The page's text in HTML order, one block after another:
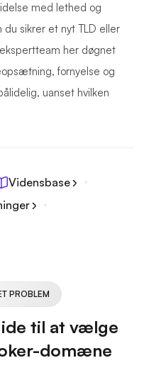
med lethed og
du sikrer et nyt TLD eller
her døgnet
fornyelse og
uanset hvilken
Vidensbase
PROBLEM
til at vælge
domæne